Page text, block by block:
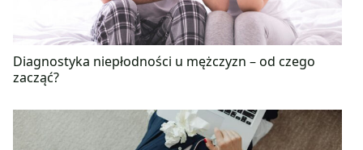
Diagnostyka niepłodności u mężczyzn – od czego
zacząć?